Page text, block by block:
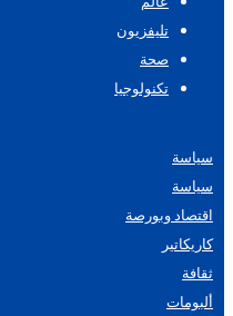
تليفزيون
صحة
تكنولوجيا
سياسة
سياسة
اقتصاد وبورصة
كاريكاتير
ثقافة
ألبومات